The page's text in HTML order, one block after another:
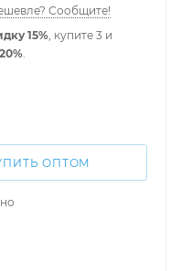
Сообщите!
15%, купите 3 и
.
ОПТОМ